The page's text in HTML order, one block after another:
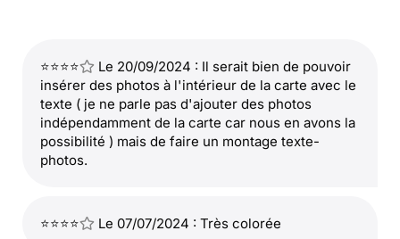
⭐⭐⭐⭐
Le 20/09/2024 : Il serait bien de pouvoir
insérer des photos à l'intérieur de la carte avec le
texte ( je ne parle pas d'ajouter des photos
indépendamment de la carte car nous en avons la
possibilité ) mais de faire un montage texte-
photos.
⭐⭐⭐⭐ Le 07/07/2024 : Très colorée